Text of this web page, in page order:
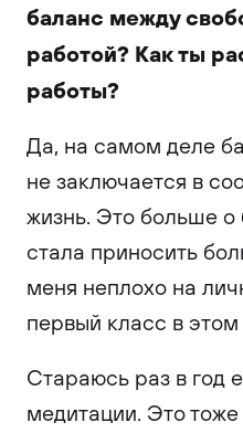
баланс между
работой? Как ты
работы?
Да, на самом деле
не заключается в
жизнь. Это больше о
стала приносить
меня неплохо на
первый класс в этом
Стараюсь раз в год
медитации. Это